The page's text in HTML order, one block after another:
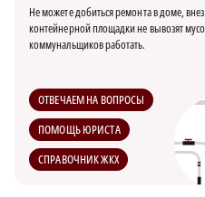
Не можете добиться ремонта в доме,
контейнерной площадки не вывозят
коммунальщиков работать.
ОТВЕЧАЕМ НА ВОПРОСЫ
ПОМОЩЬ ЮРИСТА
СПРАВОЧНИК ЖКХ